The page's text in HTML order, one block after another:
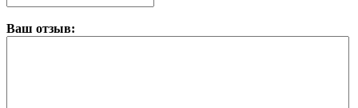
Ваш отзыв: